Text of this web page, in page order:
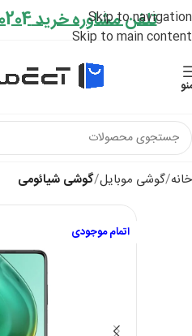
Skip to navigation
Skip to main content
تلفن مشاوره خرید 88870204
خانه گوشی موبایل گوشی شیائومی
اتمام موجودی